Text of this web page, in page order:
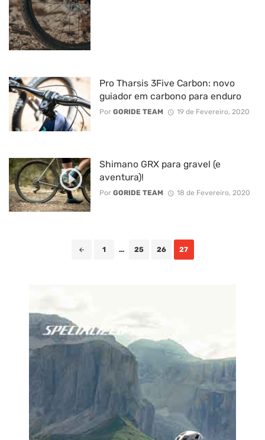
Pro Tharsis 3Five Carbon: novo
guiador em carbono para enduro
Por GORIDE TEAM 19 de Fevereiro, 2020
Shimano GRX para gravel (e
aventura)!
Por GORIDE TEAM 18 de Fevereiro, 2020
1 ... 25 26 27